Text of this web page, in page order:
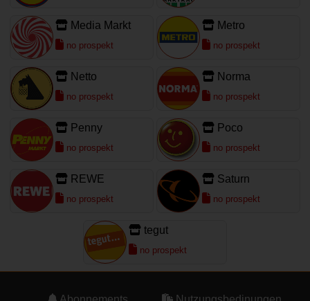
Media Markt
no prospekt
Metro
no prospekt
Netto
no prospekt
Norma
no prospekt
Penny
no prospekt
Poco
no prospekt
REWE
no prospekt
Saturn
no prospekt
tegut
no prospekt